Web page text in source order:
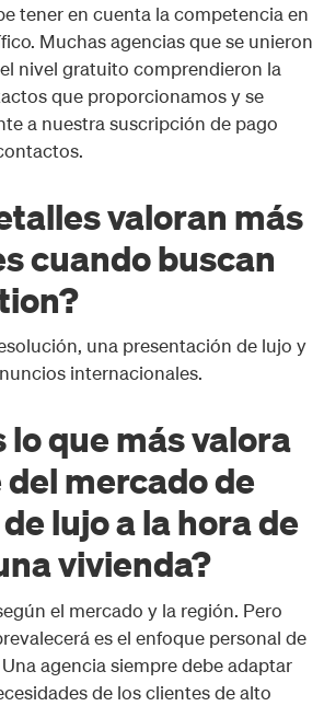
tener en cuenta la competencia en
Muchas agencias que se unieron
nivel gratuito comprendieron la
que proporcionamos y se
a nuestra suscripción de pago
valoran más
cuando buscan
una presentación de lujo y
internacionales.
lo que más valora
mercado de
lujo a la hora de
vivienda?
el mercado y la región. Pero
es el enfoque personal de
agencia siempre debe adaptar
de los clientes de alto